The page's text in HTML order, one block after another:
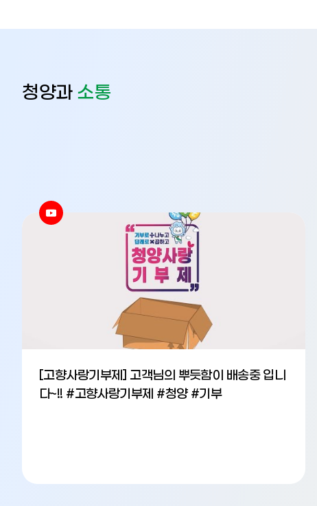
청양과 소통
[고향사랑기부제] 고객님의 뿌듯함이 배송중 입니
다~!! #고향사랑기부제 #청양 #기부